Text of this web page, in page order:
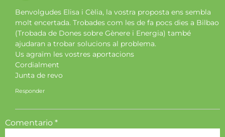
Benvolgudes Elisa i Cèlia, la vostra proposta ens sembla
molt encertada. Trobades com les de fa pocs dies a Bilbao
(Trobada de Dones sobre Gènere i Energia) també
ajudaran a trobar solucions al problema.
Us agraïm les vostres aportacions
Cordialment
Junta de revo
Responder
Comentario *